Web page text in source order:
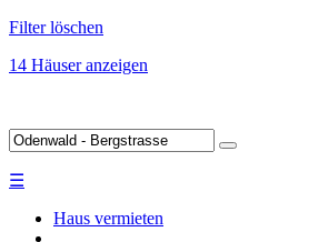
Filter löschen
14 Häuser anzeigen
☰
Haus vermieten